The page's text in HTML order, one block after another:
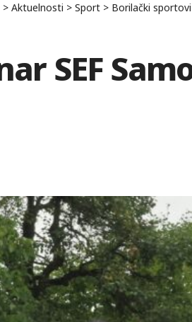
> Aktuelnosti > Sport > Borilački sportovi
SEF